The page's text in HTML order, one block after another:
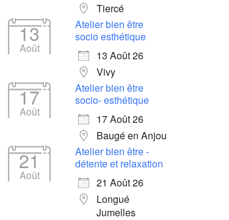
Tiercé
13
Août
Atelier bien être
socio esthétique
13 Août 26
Vivy
17
Août
Atelier bien être
socio- esthétique
17 Août 26
Baugé en Anjou
21
Août
Atelier bien être -
détente et relaxation
21 Août 26
Longué
Jumelles